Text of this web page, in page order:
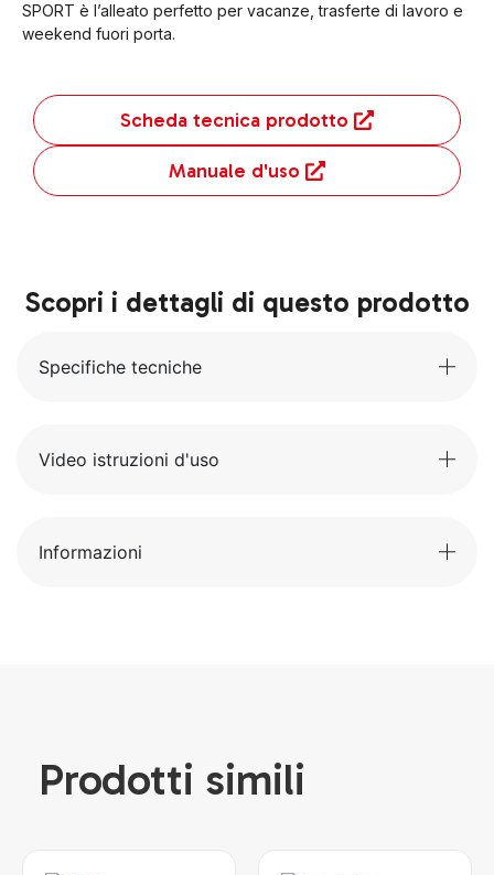
SPORT è l’alleato perfetto per vacanze, trasferte di lavoro e
weekend fuori porta.
Scheda tecnica prodotto
Manuale d'uso
Scopri i dettagli di questo prodotto
Specifiche tecniche
Video istruzioni d'uso
Informazioni
Prodotti simili